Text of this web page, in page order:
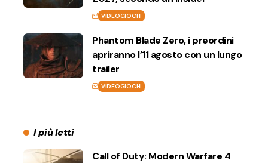
VIDEOGIOCHI
Phantom Blade Zero, i preordini
apriranno l’11 agosto con un lungo
trailer
VIDEOGIOCHI
I più letti
Call of Duty: Modern Warfare 4